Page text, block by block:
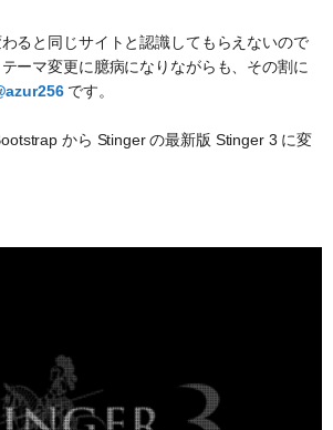
ると同じサイトと認識してもらえないので
ーマ変更に臆病になりながらも、その割に
です。
から Stinger の最新版 Stinger 3 に変